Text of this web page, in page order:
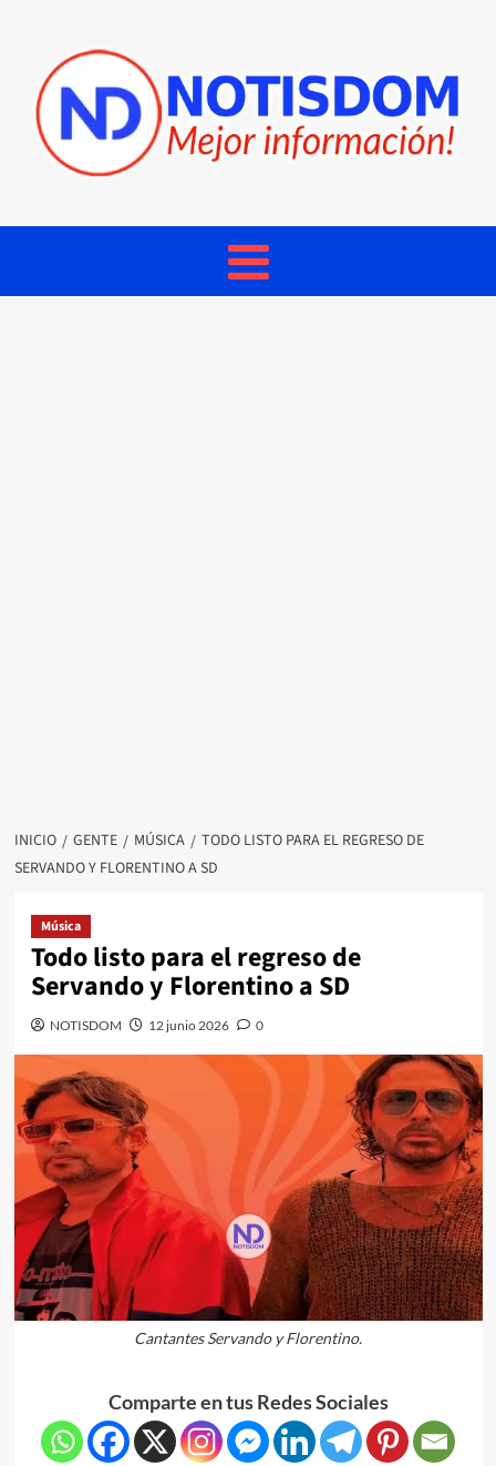
INICIO GENTE MÚSICA
TODO LISTO PARA EL REGRESO DE
SERVANDO Y FLORENTINO A SD
Música
Todo listo para el regreso de
Servando y Florentino a SD
NOTISDOM 12 junio 2026 0
Cantantes Servando y Florentino.
Comparte en tus Redes Sociales